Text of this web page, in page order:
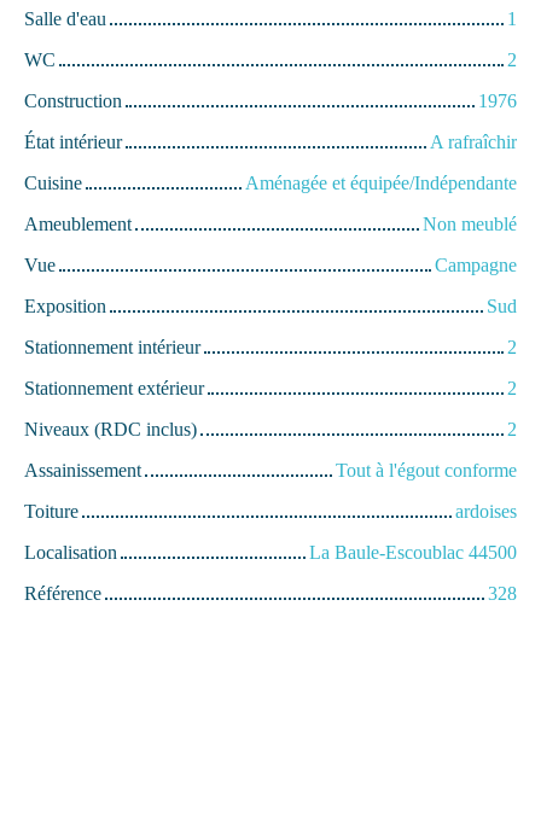
Salle d'eau
1
WC
2
Construction
1976
État intérieur
A rafraîchir
Cuisine
Aménagée et équipée/Indépendante
Ameublement
Non meublé
Vue
Campagne
Exposition
Sud
Stationnement intérieur
2
Stationnement extérieur
2
Niveaux (RDC inclus)
2
Assainissement
Tout à l'égout conforme
Toiture
ardoises
Localisation
La Baule-Escoublac 44500
Référence
328